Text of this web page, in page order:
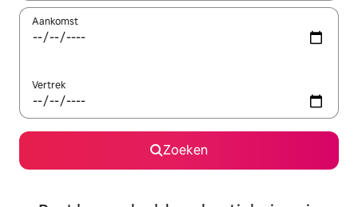
Aankomst
Vertrek
Zoeken